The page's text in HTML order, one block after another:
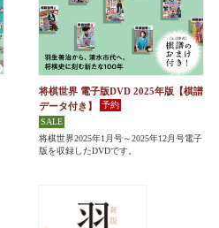
将棋世界 電子版DVD 2025年版【棋譜
データ付き】
将棋世界2025年1月号～2025年12月号電子
版を収録したDVDです。